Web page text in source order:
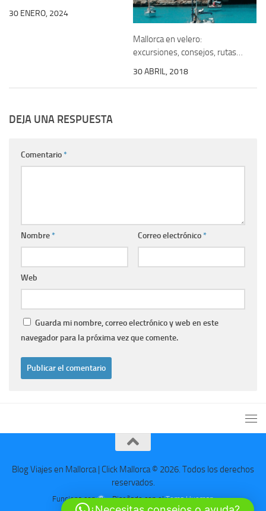
30 ENERO, 2024
Mallorca en velero:
excursiones, consejos, rutas…
30 ABRIL, 2018
DEJA UNA RESPUESTA
Comentario*
Nombre* Correo electrónico*
Web
Guarda mi nombre, correo electrónico y web en este
navegador para la próxima vez que comente.
Blog Viajes en Mallorca | Click Mallorca © 2026. Todos los derechos
reservados.
Funciona con - Diseñado con elTema Hueman